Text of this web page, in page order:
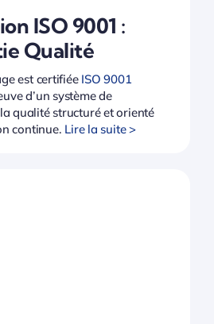
ISO 9001 :
Qualité
est certifiée ISO 9001
d’un système de
qualité structuré et orienté
continue. Lire la suite >